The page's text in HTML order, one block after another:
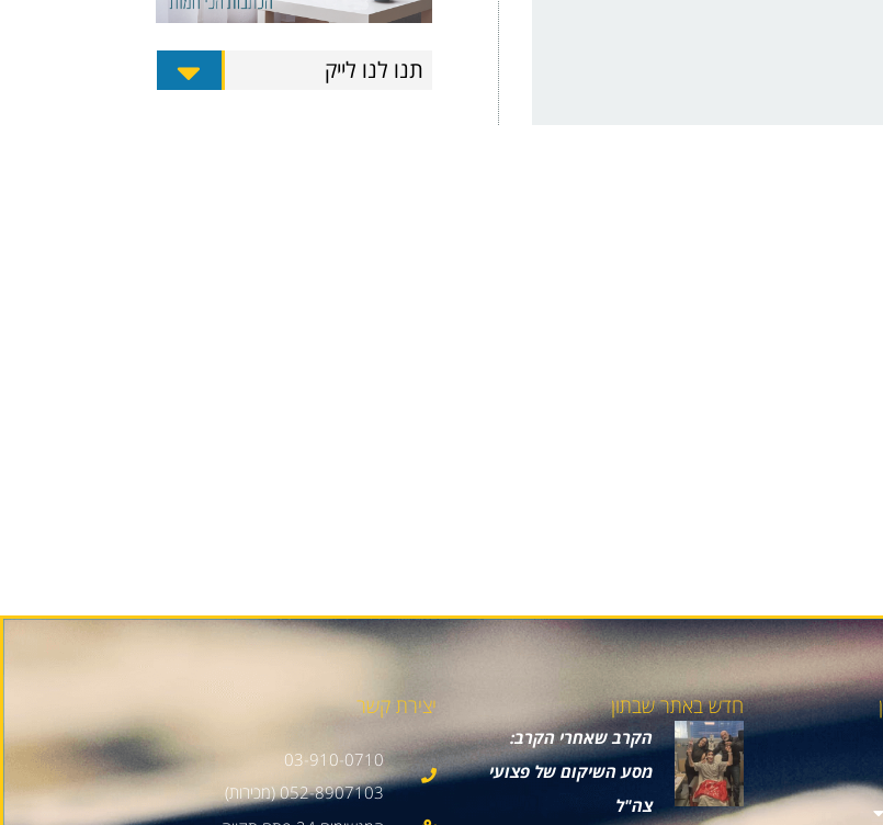
תנו לנו לייק
חדש באתר שבתון
הקרב שאחרי הקרב:
מסע השיקום של פצועי
צה"ל
יצירת קשר
03-910-0710
052-8907103 (מכירות)